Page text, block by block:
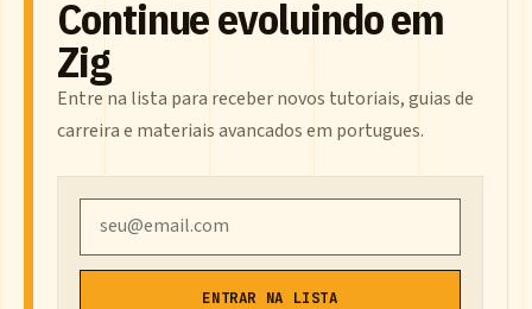
Continue evoluindo em
Zig
Entre na lista para receber novos tutoriais, guias de
carreira e materiais avancados em portugues.
ENTRAR NA LISTA